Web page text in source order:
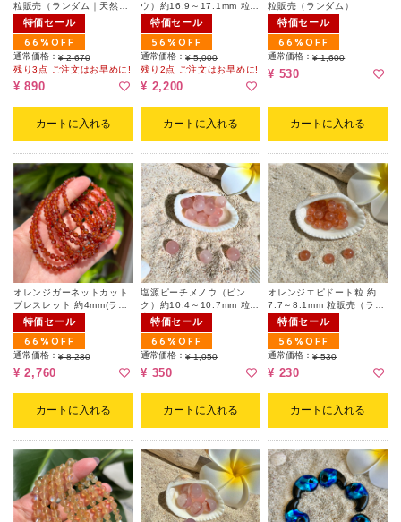
粒販売（ランダム｜天然キ
ズ有）
特価セール
66%OFF
通常価格： ¥ 2,670
残り3点 ご注文はお早めに!
¥ 890
カートに入れる
ウ）約16.9～17.1mm 粒販
売（ランダム）
特価セール
56%OFF
通常価格：¥ 5,000
残り2点 ご注文はお早めに!
¥ 2,200
カートに入れる
粒販売（ランダム）
特価セール
66%OFF
通常価格：¥ 1,600
¥ 530
カートに入れる
オレンジガーネットカット
ブレスレット 約4mm(ラン
ダム)
特価セール
66%OFF
通常価格： ¥ 8,280
¥ 2,760
カートに入れる
塩源ピーチメノウ（ピン
ク）約10.4～10.7mm 粒販
売（ランダム）
特価セール
66%OFF
通常価格：¥ 1,050
¥ 350
カートに入れる
オレンジエピドート粒 約
7.7～8.1mm 粒販売（ラン
ダム）
特価セール
56%OFF
通常価格：¥ 530
¥ 230
カートに入れる